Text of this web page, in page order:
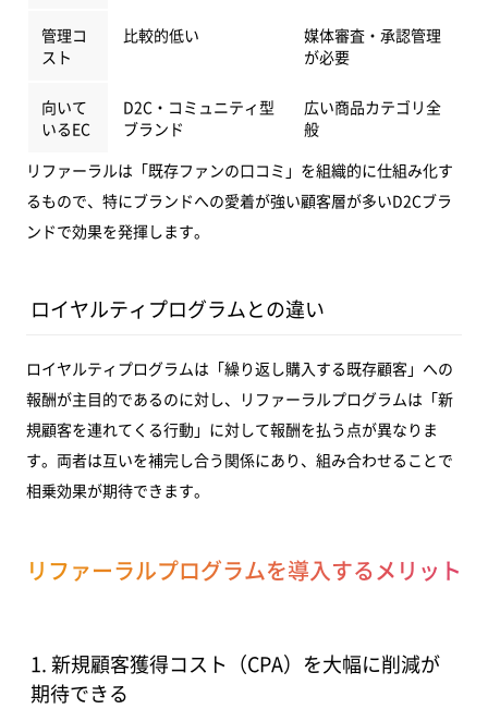
管理コ
スト
比較的低い
媒体審査・承認管理
が必要
向いて
いるEC
D2C・コミュニティ型
ブランド
広い商品カテゴリ全
般
リファーラルは「既存ファンの口コミ」を組織的に仕組み化す
るもので、特にブランドへの愛着が強い顧客層が多いD2Cブラ
ンドで効果を発揮します。
ロイヤルティプログラムとの違い
ロイヤルティプログラムは「繰り返し購入する既存顧客」への
報酬が主目的であるのに対し、リファーラルプログラムは「新
規顧客を連れてくる行動」に対して報酬を払う点が異なりま
す。両者は互いを補完し合う関係にあり、組み合わせることで
相乗効果が期待できます。
リファーラルプログラムを導入するメリット
1. 新規顧客獲得コスト（CPA）を大幅に削減が
期待できる